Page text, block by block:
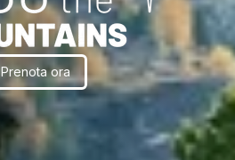
Prenota ora